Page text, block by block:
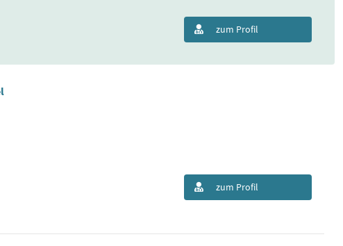
zum Profil
zum Profil